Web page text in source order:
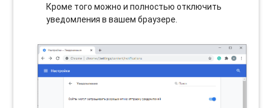
Кроме того можно и полностью отключить
уведомления в вашем браузере.